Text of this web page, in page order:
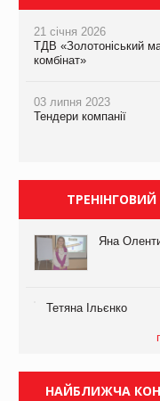
виробництва
Брагина Людмила
Просування компанії на
21 січня 2026
ТДВ «Золотоніський
комбінат»
03 липня 2023
Тендери компанії
Яна
Тетяна Ільєнко
НАЙБЛИЖЧА